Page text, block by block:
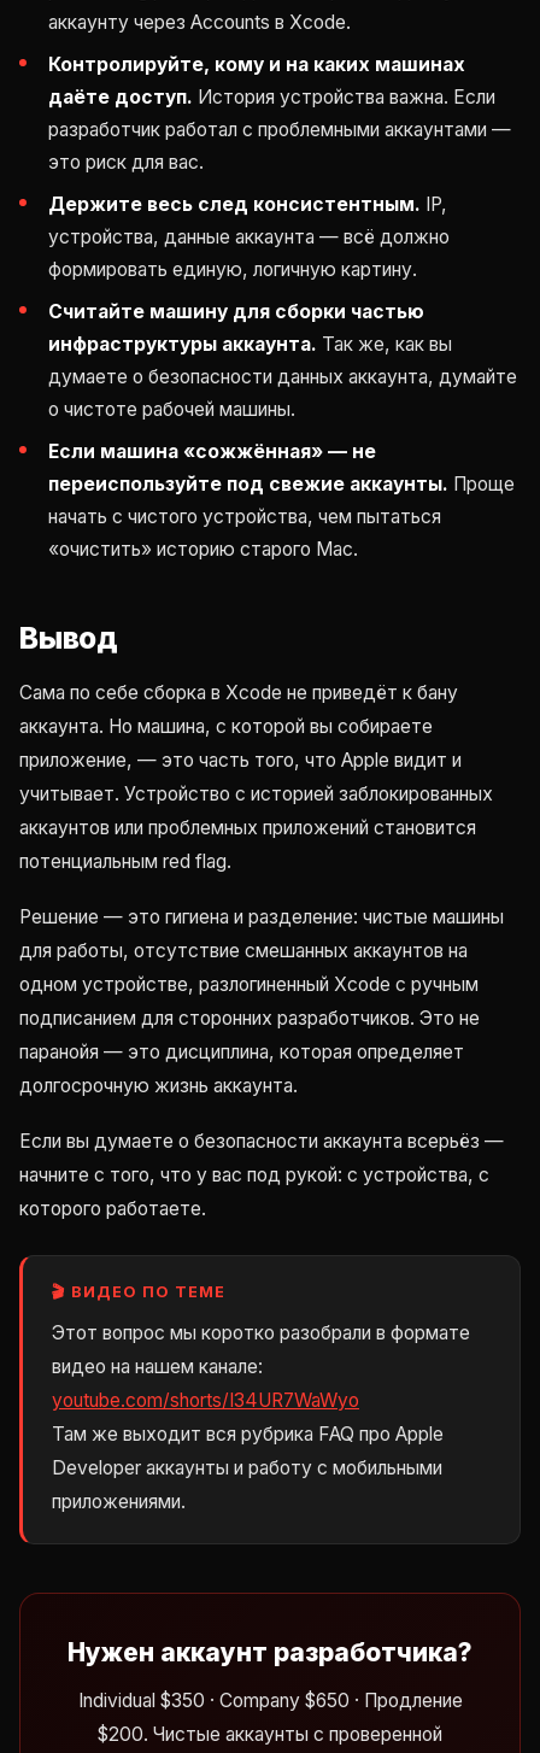
аккаунту через Accounts в Xcode.
Контролируйте, кому и на каких машинах
даёте доступ. История устройства важна. Если
разработчик работал с проблемными аккаунтами —
это риск для вас.
Держите весь след консистентным. IP,
устройства, данные аккаунта — всё должно
формировать единую, логичную картину.
Считайте машину для сборки частью
инфраструктуры аккаунта. Так же, как вы
думаете о безопасности данных аккаунта, думайте
о чистоте рабочей машины.
Если машина «сожжённая» — не
переиспользуйте под свежие аккаунты. Проще
начать с чистого устройства, чем пытаться
«очистить» историю старого Mac.
Вывод
Сама по себе сборка в Xcode не приведёт к бану
аккаунта. Но машина, с которой вы собираете
приложение, — это часть того, что Apple видит и
учитывает. Устройство с историей заблокированных
аккаунтов или проблемных приложений становится
потенциальным red flag.
Решение — это гигиена и разделение: чистые машины
для работы, отсутствие смешанных аккаунтов на
одном устройстве, разлогиненный Xcode с ручным
подписанием для сторонних разработчиков. Это не
паранойя — это дисциплина, которая определяет
долгосрочную жизнь аккаунта.
Если вы думаете о безопасности аккаунта всерьёз —
начните с того, что у вас под рукой: с устройства, с
которого работаете.
🎬 ВИДЕО ПО ТЕМЕ
Этот вопрос мы коротко разобрали в формате
видео на нашем канале:
youtube.com/shorts/I34UR7WaWyo
Там же выходит вся рубрика FAQ про Apple
Developer аккаунты и работу с мобильными
приложениями.
Нужен аккаунт разработчика?
Individual $350 · Company $650 · Продление
$200. Чистые аккаунты с проверенной